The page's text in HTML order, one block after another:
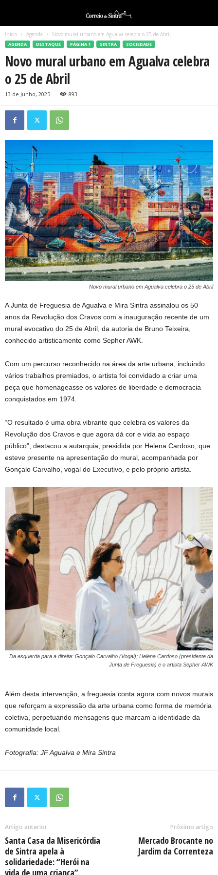
Início Agenda Novo mural urbano em Agualva celebra o 25 de Abril
AGENDA DESTAQUE PÁGINA 1 SINTRA SOCIEDADE
Novo mural urbano em Agualva celebra
o 25 de Abril
13 de Junho, 2025 893
Novo mural urbano em Agualva celebra o 25 de Abril
A Junta de Freguesia de Agualva e Mira Sintra assinalou os 50
anos da Revolução dos Cravos com a inauguração recente de um
mural evocativo do 25 de Abril, da autoria de Bruno Teixeira,
conhecido artisticamente como Sepher AWK.
Com um percurso reconhecido na área da arte urbana, incluindo
vários trabalhos premiados, o artista foi convidado a criar uma
peça que homenageasse os valores de liberdade e democracia
conquistados em 1974.
“O resultado é uma obra vibrante que celebra os valores da
Revolução dos Cravos e que agora dá cor e vida ao espaço
público”, destacou a autarquia, presidida por Helena Cardoso, que
esteve presente na apresentação do mural, acompanhada por
Gonçalo Carvalho, vogal do Executivo, e pelo próprio artista.
Da esquerda para a direita: Gonçalo Carvalho (Vogal); Helena Cardoso (presidente da
Junta de Freguesia) e o artista Sepher AWK
Além desta intervenção, a freguesia conta agora com novos murais
que reforçam a expressão da arte urbana como forma de memória
coletiva, perpetuando mensagens que marcam a identidade da
comunidade local.
Fotografia: JF Agualva e Mira Sintra
Artigo anterior
Santa Casa da Misericórdia
de Sintra apela à
solidariedade: “Herói na
vida de uma criança”
Próximo artigo
Mercado Brocante no
Jardim da Correnteza